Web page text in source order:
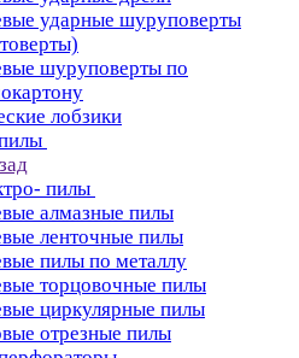
ударные шуруповерты
шуруповерты по
лобзики
пилы
алмазные пилы
ленточные пилы
пилы по металлу
торцовочные пилы
циркулярные пилы
отрезные пилы